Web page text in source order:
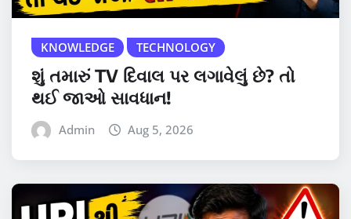
KNOWLEDGE TECHNOLOGY
શું તમારું TV દિવાલ પર લગાવેલું છે? તો
થઈ જાઓ સાવધાન!
Admin Aug 5, 2026